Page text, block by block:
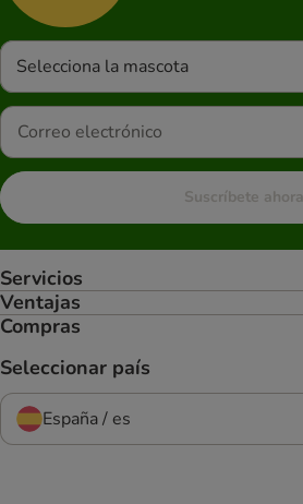
Selecciona la mascota
Suscríbete ahora
Servicios
Ventajas
Compras
Seleccionar país
España / es